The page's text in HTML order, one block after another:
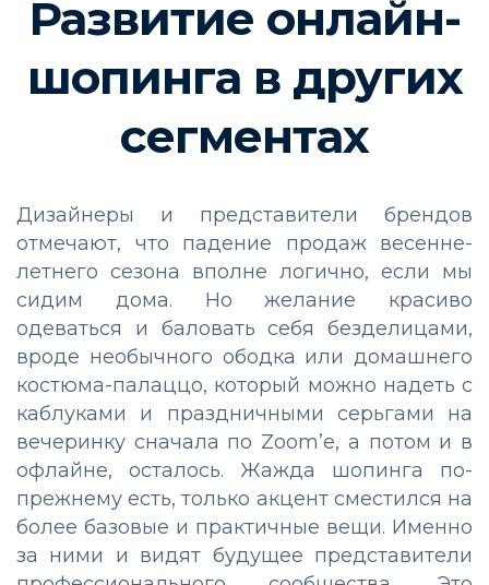
Развитие онлайн-
шопинга в других
сегментах
Дизайнеры и представители брендов
отмечают, что падение продаж весенне-
летнего сезона вполне логично, если мы
сидим дома. Но желание красиво
одеваться и баловать себя безделицами,
вроде необычного ободка или домашнего
костюма-палаццо, который можно надеть с
каблуками и праздничными серьгами на
вечеринку сначала по Zoom’e, а потом и в
офлайне, осталось. Жажда шопинга по-
прежнему есть, только акцент сместился на
более базовые и практичные вещи. Именно
за ними и видят будущее представители